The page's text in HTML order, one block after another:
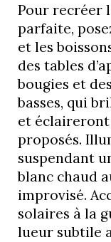
Pour recréer
parfaite,
et les
des tables
bougies et
basses, qui
et éclaireront
proposés.
suspendant
blanc chaud
improvisé.
solaires à la
lueur subtile